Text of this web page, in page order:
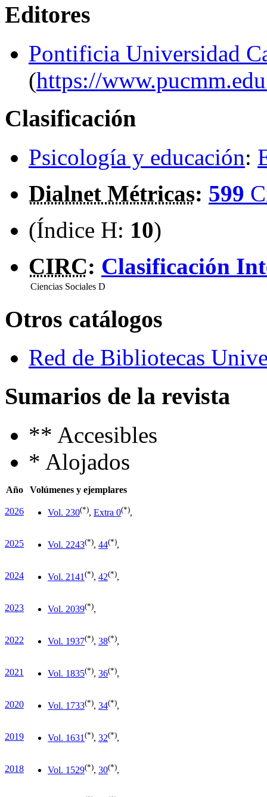
Editores
Pontificia Universidad
(https://
Clasificación
Psicología y educación:
Dialnet Métricas: 599
(Índice H: 10)
CIRC: Clasificación
Ciencias Sociales D
Otros catálogos
Red de Bibliotecas
Sumarios de la revista
** Accesibles
* Alojados
Año Volúmenes y ejemplares
2026 Vol. 230(*), Extra 0(*),
2025 Vol. 2243(*), 44(*),
2024 Vol. 2141 (*), 42(*),
2023 Vol. 2039(*),
2022 Vol. 1937(*), 38(*),
2021 Vol. 1835(*), 36(*),
2020 Vol. 1733(*), 34(*),
2019 Vol. 1631 (*), 32(*),
2018 Vol. 1529(*), 30(*),